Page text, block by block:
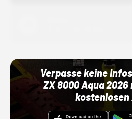
Verpasse keine
ZX 8000 Aqua
kostenlosen